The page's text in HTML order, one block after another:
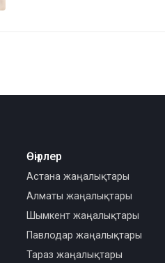
Өңірлер
Астана жаңалықтары
Алматы жаңалықтары
Шымкент жаңалықтары
Павлодар жаңалықтары
Тараз жаңалықтары